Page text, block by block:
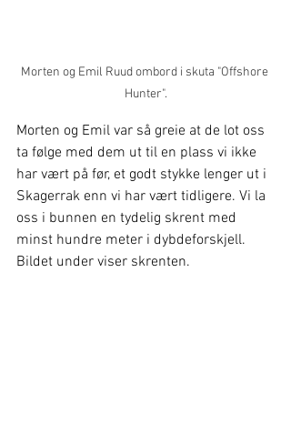
Morten og Emil Ruud ombord i skuta "Offshore
Hunter".
Morten og Emil var så greie at de lot oss
ta følge med dem ut til en plass vi ikke
har vært på før, et godt stykke lenger ut i
Skagerrak enn vi har vært tidligere. Vi la
oss i bunnen en tydelig skrent med
minst hundre meter i dybdeforskjell.
Bildet under viser skrenten.